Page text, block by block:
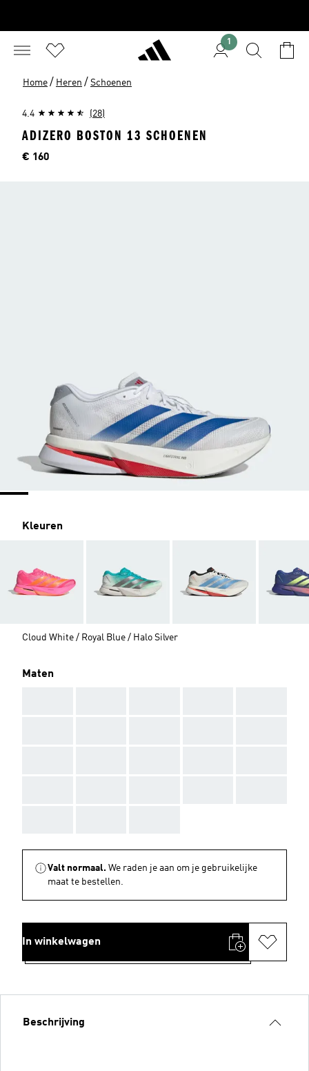
1
Home / Heren / Schoenen
4.4 (28)
ADIZERO BOSTON 13 SCHOENEN
Prijs
€ 160
Kleuren
Cloud White / Royal Blue / Halo Silver
Maten
Valt normaal. We raden je aan om je gebruikelijke
maat te bestellen.
In winkelwagen
Beschrijving